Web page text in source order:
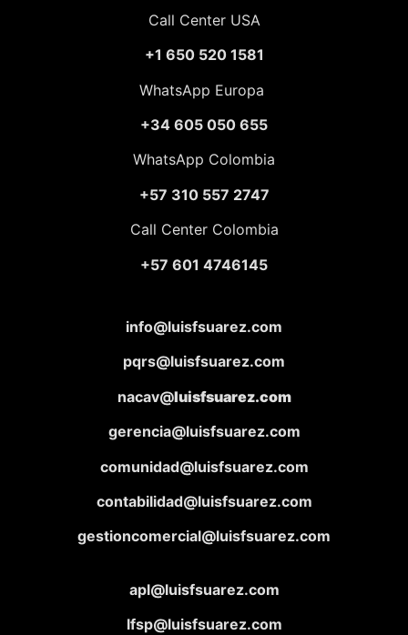
Call Center USA
+1 650 520 1581
WhatsApp Europa
+34 605 050 655
WhatsApp Colombia
+57 310 557 2747
Call Center Colombia
+57 601 4746145
info@luisfsuarez.com
pqrs@luisfsuarez.com
nacav@luisfsuarez.com
gerencia@luisfsuarez.com
comunidad@luisfsuarez.com
contabilidad@luisfsuarez.com
gestioncomercial@luisfsuarez.com
apl@luisfsuarez.com
lfsp@luisfsuarez.com